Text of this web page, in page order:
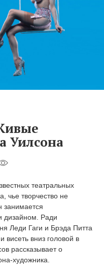
Уилсона
театральных
чье творчество не
занимается
дизайном. Ради
Леди Гаги и Брэда Питта
висеть вниз головой в
рассказывает о
художника.